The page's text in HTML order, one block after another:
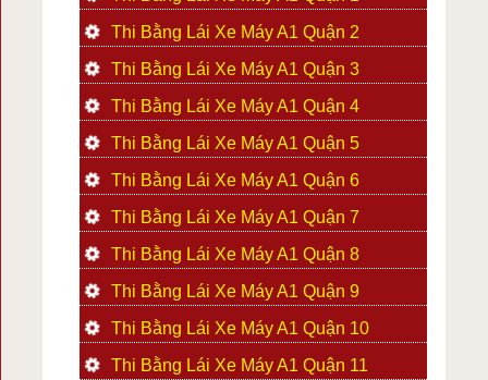
Thi Bằng Lái Xe Máy A1 Quận 2
Thi Bằng Lái Xe Máy A1 Quận 3
Thi Bằng Lái Xe Máy A1 Quận 4
Thi Bằng Lái Xe Máy A1 Quận 5
Thi Bằng Lái Xe Máy A1 Quận 6
Thi Bằng Lái Xe Máy A1 Quận 7
Thi Bằng Lái Xe Máy A1 Quận 8
Thi Bằng Lái Xe Máy A1 Quận 9
Thi Bằng Lái Xe Máy A1 Quận 10
Thi Bằng Lái Xe Máy A1 Quận 11